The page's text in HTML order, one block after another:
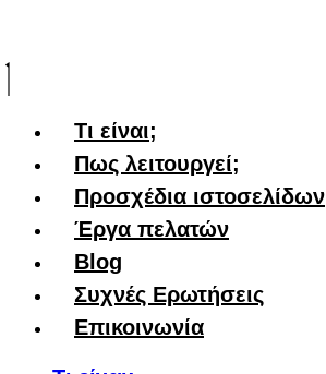
Τι είναι;
Πως λειτουργεί;
Προσχέδια ιστοσελίδων
Έργα πελατών
Blog
Συχνές Ερωτήσεις
Επικοινωνία